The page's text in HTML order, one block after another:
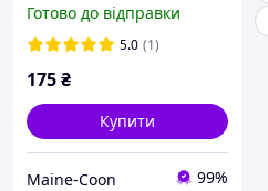
Готово до відправки
5.0 (1)
175₴
Купити
Maine-Coon 99%